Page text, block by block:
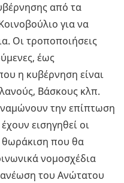
από τα
για να
Οι τροποποιήσεις
έως
η κυβέρνηση είναι
Βάσκους κλπ.
την επίπτωση
εισηγηθεί οι
θωράκιση που θα
νομοσχέδια
του Ανώτατου